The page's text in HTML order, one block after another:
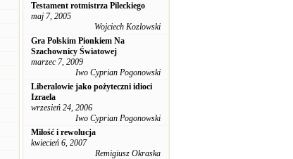
Testament rotmistrza Pileckiego
maj 7, 2005
Wojciech Kozlowski
Gra Polskim Pionkiem Na
Szachownicy Światowej
marzec 7, 2009
Iwo Cyprian Pogonowski
Liberalowie jako pożyteczni idioci
Izraela
wrzesień 24, 2006
Iwo Cyprian Pogonowski
Miłość i rewolucja
kwiecień 6, 2007
Remigiusz Okraska